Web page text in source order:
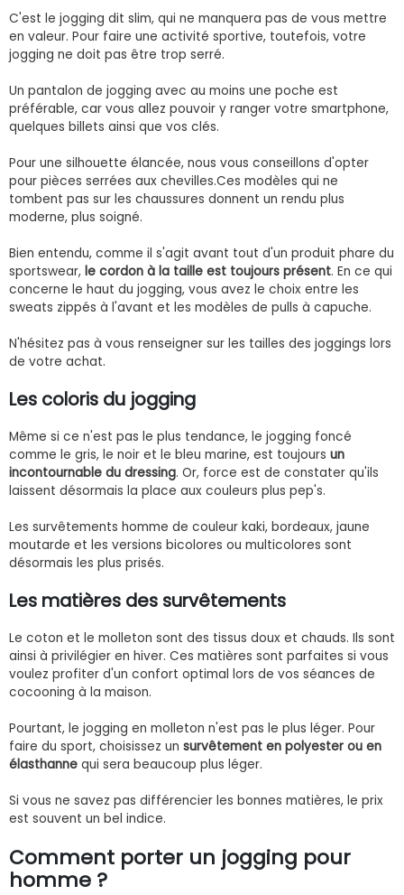
C'est le jogging dit slim, qui ne manquera pas de vous mettre
en valeur. Pour faire une activité sportive, toutefois, votre
jogging ne doit pas être trop serré.
Un pantalon de jogging avec au moins une poche est
préférable, car vous allez pouvoir y ranger votre smartphone,
quelques billets ainsi que vos clés.
Pour une silhouette élancée, nous vous conseillons d'opter
pour pièces serrées aux chevilles.Ces modèles qui ne
tombent pas sur les chaussures donnent un rendu plus
moderne, plus soigné.
Bien entendu, comme il s'agit avant tout d'un produit phare du
sportswear, le cordon à la taille est toujours présent. En ce qui
concerne le haut du jogging, vous avez le choix entre les
sweats zippés à l'avant et les modèles de pulls à capuche.
N'hésitez pas à vous renseigner sur les tailles des joggings lors
de votre achat.
Les coloris du jogging
Même si ce n'est pas le plus tendance, le jogging foncé
comme le gris, le noir et le bleu marine, est toujours un
incontournable du dressing. Or, force est de constater qu'ils
laissent désormais la place aux couleurs plus pep's.
Les survêtements homme de couleur kaki, bordeaux, jaune
moutarde et les versions bicolores ou multicolores sont
désormais les plus prisés.
Les matières des survêtements
Le coton et le molleton sont des tissus doux et chauds. Ils sont
ainsi à privilégier en hiver. Ces matières sont parfaites si vous
voulez profiter d'un confort optimal lors de vos séances de
cocooning à la maison.
Pourtant, le jogging en molleton n'est pas le plus léger. Pour
faire du sport, choisissez un survêtement en polyester ou en
élasthanne qui sera beaucoup plus léger.
Si vous ne savez pas différencier les bonnes matières, le prix
est souvent un bel indice.
Comment porter un jogging pour
homme ?